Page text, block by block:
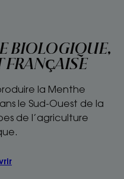
BIOLOGIQUE,
FRANÇAISE
la Menthe
le Sud-Ouest de la
de l’agriculture